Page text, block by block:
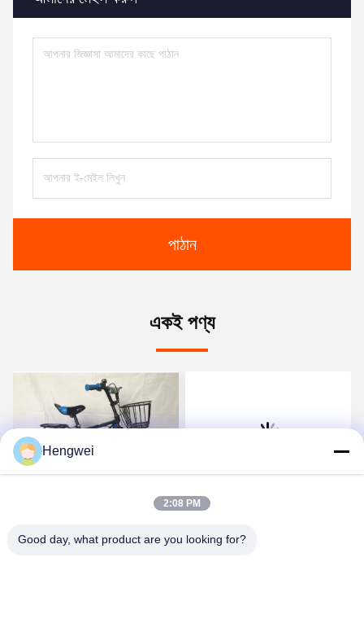
পাঠান
একই পণ্য
শিশুদের বাইসাইকেল পাওয়া যায়
সাশ্রয়ী মূল্যের এবং মানসম্পন্ন
শিশুদের বাইসাইকেল পাওয়া যায়
Hengwei
2:08 PM
Good day, what product are you looking for?